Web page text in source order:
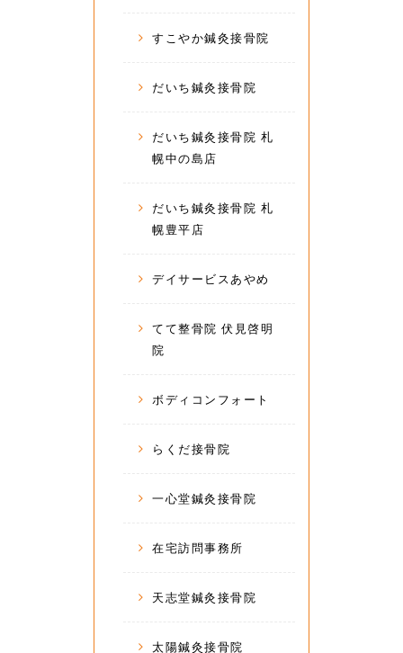
すこやか鍼灸接骨院
だいち鍼灸接骨院
だいち鍼灸接骨院 札
幌中の島店
だいち鍼灸接骨院 札
幌豊平店
デイサービスあやめ
てて整骨院 伏見啓明
院
ボディコンフォート
らくだ接骨院
一心堂鍼灸接骨院
在宅訪問事務所
天志堂鍼灸接骨院
太陽鍼灸接骨院